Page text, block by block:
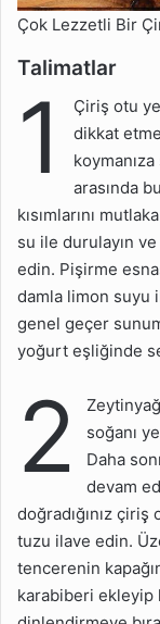
Çok Lezzetli Bir
Talimatlar
1
Çiriş otu
dikkat
arasında
kısımlarını
su ile durulayın
edin. Pişirme
damla limon suyu
genel geçer
yoğurt eşliğinde
2
soğanı
Daha
devam
doğradığınız çiriş̧
tuzu ilave edin.
tencerenin
karabiberi ekleyip